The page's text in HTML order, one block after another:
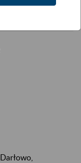
, Darłowo